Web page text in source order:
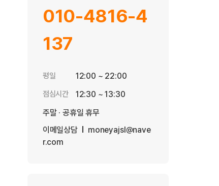
010-4816-4
137
평일 12:00 ~ 22:00
점심시간
12:30 ~ 13:30
주말 · 공휴일 휴무
이메일상담
moneyajsl@nave
r.com